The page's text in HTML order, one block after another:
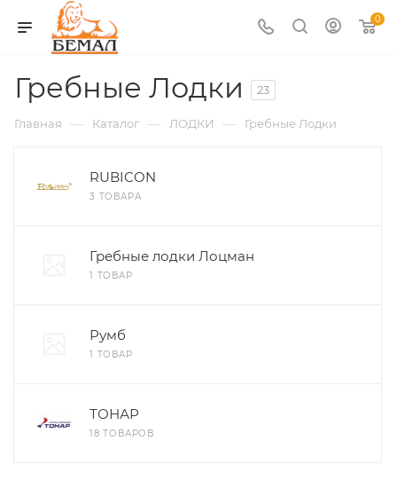
0
Гребные Лодки 23
Главная — Каталог — ЛОДКИ — Гребные Лодки
RUBICON
3 ТОВАРА
Гребные лодки Лоцман
1 ТОВАР
Румб
1 ТОВАР
ТОНАР
18 ТОВАРОВ